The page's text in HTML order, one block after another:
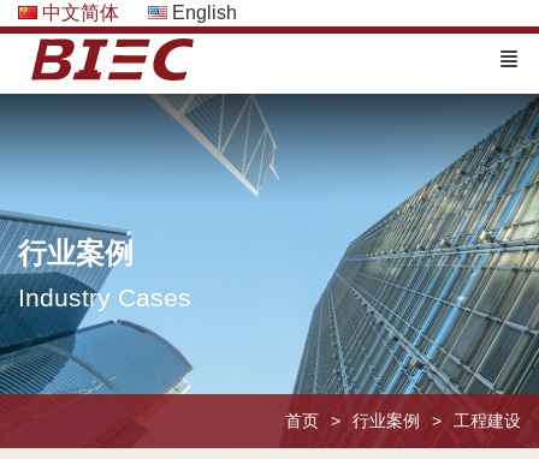
中文简体 English
行业案例
Industry Cases
首页 行业案例 工程建设